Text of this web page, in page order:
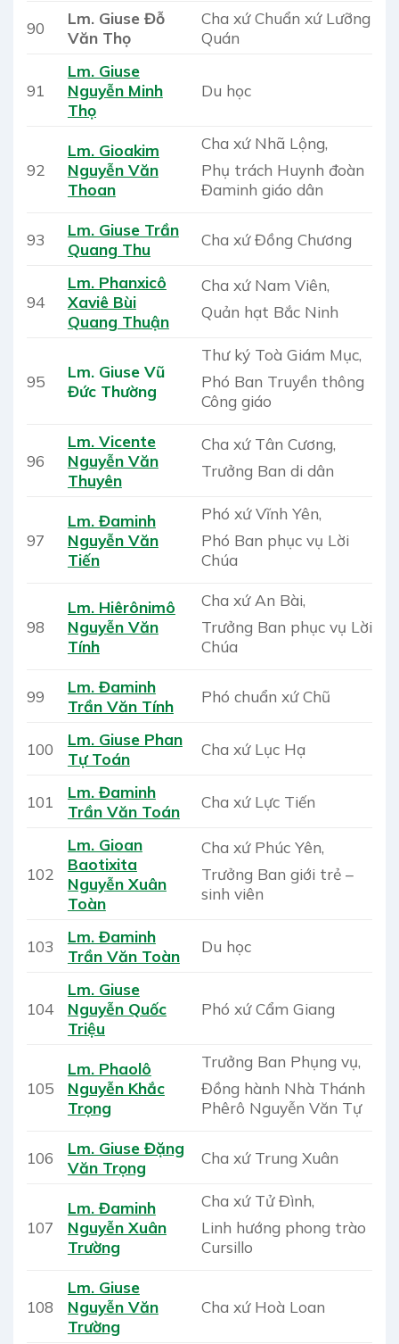
90
Lm. Giuse Đỗ
Văn Thọ
Cha xứ Chuẩn xứ Lưỡng
Quán
91
Lm. Giuse
Nguyễn Minh
Thọ
Du học
92
Lm. Gioakim
Nguyễn Văn
Thoan
Cha xứ Nhã Lộng,
Phụ trách Huynh đoàn
Đaminh giáo dân
93
Lm. Giuse Trần
Quang Thu
Cha xứ Đồng Chương
94
Lm. Phanxicô
Xaviê Bùi
Quang Thuận
Cha xứ Nam Viên,
Quản hạt Bắc Ninh
95
Lm. Giuse Vũ
Đức Thường
Thư ký Toà Giám Mục,
Phó Ban Truyền thông
Công giáo
96
Lm. Vicente
Nguyễn Văn
Thuyên
Cha xứ Tân Cương,
Trưởng Ban di dân
97
Lm. Đaminh
Nguyễn Văn
Tiến
Phó xứ Vĩnh Yên,
Phó Ban phục vụ Lời
Chúa
98
Lm. Hiêrônimô
Nguyễn Văn
Tính
Cha xứ An Bài,
Trưởng Ban phục vụ Lời
Chúa
99
Lm. Đaminh
Trần Văn Tính
Phó chuẩn xứ Chũ
100
Lm. Giuse Phan
Tự Toán
Cha xứ Lục Hạ
101
Lm. Đaminh
Trần Văn Toán
Cha xứ Lực Tiến
102
Lm. Gioan
Baotixita
Nguyễn Xuân
Toàn
Cha xứ Phúc Yên,
Trưởng Ban giới trẻ –
sinh viên
103
Lm. Đaminh
Trần Văn Toàn
Du học
104
Lm. Giuse
Nguyễn Quốc
Triệu
Phó xứ Cẩm Giang
105
Lm. Phaolô
Nguyễn Khắc
Trọng
Trưởng Ban Phụng vụ,
Đồng hành Nhà Thánh
Phêrô Nguyễn Văn Tự
106
Lm. Giuse Đặng
Văn Trọng
Cha xứ Trung Xuân
107
Lm. Đaminh
Nguyễn Xuân
Trường
Cha xứ Tử Đình,
Linh hướng phong trào
Cursillo
108
Lm. Giuse
Nguyễn Văn
Trường
Cha xứ Hoà Loan